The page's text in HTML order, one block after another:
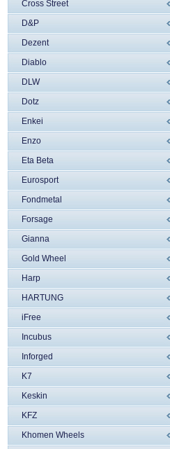
Cross Street
D&P
Dezent
Diablo
DLW
Dotz
Enkei
Enzo
Eta Beta
Eurosport
Fondmetal
Forsage
Gianna
Gold Wheel
Harp
HARTUNG
iFree
Incubus
Inforged
K7
Keskin
KFZ
Khomen Wheels